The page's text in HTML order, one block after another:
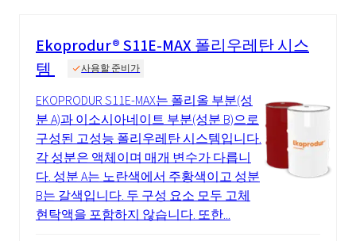
Ekoprodur® S11E-MAX 폴리우레탄 시스
템
사용할 준비가
EKOPRODUR S11E-MAX는 폴리올 부분(성
분 A)과 이소시아네이트 부분(성분 B)으로
구성된 고성능 폴리우레탄 시스템입니다.
각 성분은 액체이며 매개 변수가 다릅니
다. 성분 A는 노란색에서 주황색이고 성분
B는 갈색입니다. 두 구성 요소 모두 고체
현탁액을 포함하지 않습니다. 또한...